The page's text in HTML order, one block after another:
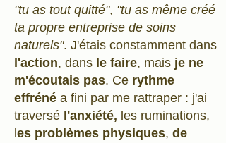
"tu as tout quitté", "tu as même créé
ta propre entreprise de soins
naturels". J'étais constamment dans
l'action, dans le faire, mais je ne
m'écoutais pas. Ce rythme
effréné a fini par me rattraper : j'ai
traversé l'anxiété, les ruminations,
es problèmes physiques, de